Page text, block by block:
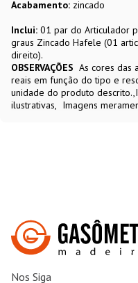
Acabamento: zincado
Inclui: 01 par do Articulador
graus Zincado Hafele (01
direito).
OBSERVAÇÕES As cores das
reais em função do tipo e
unidade do produto
ilustrativas
Imagens
Nos Siga